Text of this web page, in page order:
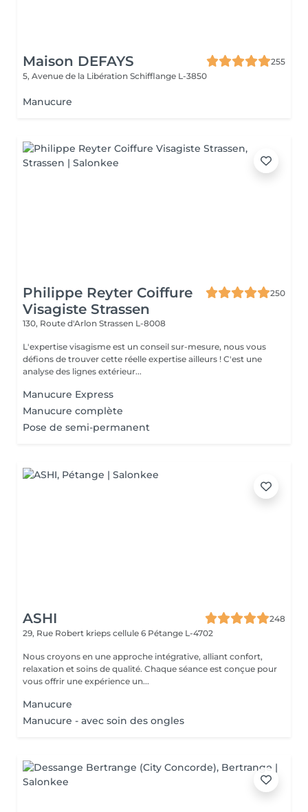
Maison DEFAYS
255
5, Avenue de la Libération Schifflange L-3850
Manucure
Philippe Reyter Coiffure
Visagiste Strassen
250
130, Route d'Arlon Strassen L-8008
L'expertise visagisme est un conseil sur-mesure, nous vous
défions de trouver cette réelle expertise ailleurs ! C'est une
analyse des lignes extérieur...
Manucure Express
Manucure complète
Pose de semi-permanent
ASHI
248
29, Rue Robert krieps cellule 6 Pétange L-4702
Nous croyons en une approche intégrative, alliant confort,
relaxation et soins de qualité. Chaque séance est conçue pour
vous offrir une expérience un...
Manucure
Manucure - avec soin des ongles